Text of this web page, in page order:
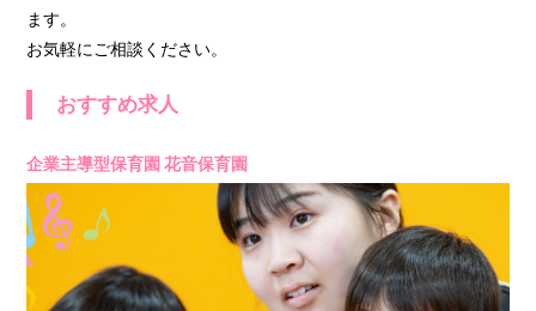
ます。
お気軽にご相談ください。
おすすめ求人
企業主導型保育園 花音保育園